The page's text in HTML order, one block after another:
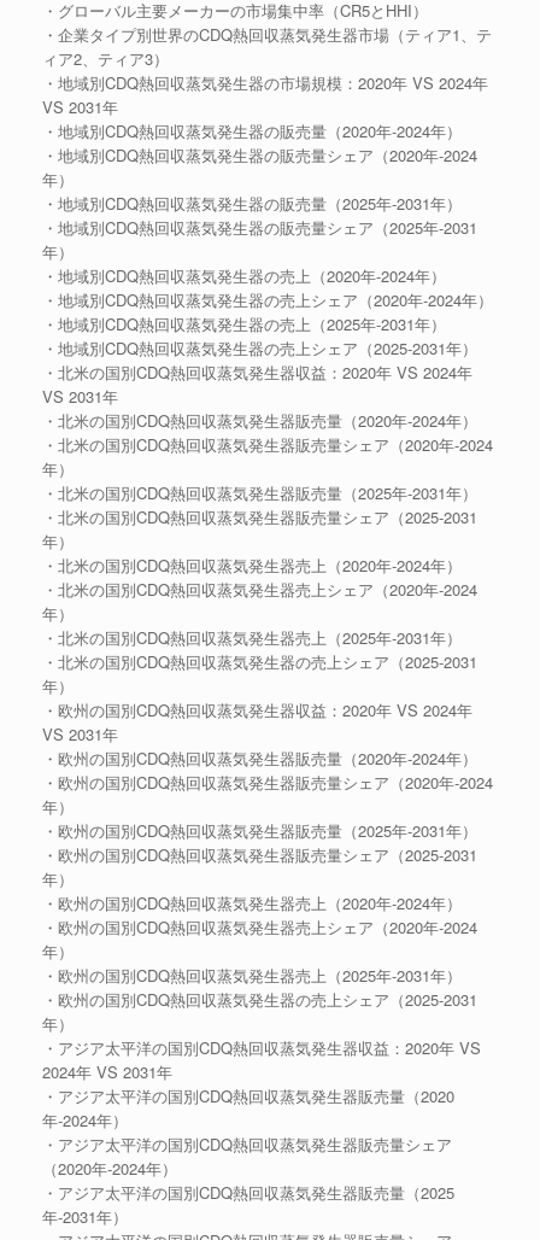
・グローバル主要メーカーの市場集中率（CR5とHHI）
・企業タイプ別世界のCDQ熱回収蒸気発生器市場（ティア1、テ
ィア2、ティア3）
・地域別CDQ熱回収蒸気発生器の市場規模：2020年 VS 2024年
VS 2031年
・地域別CDQ熱回収蒸気発生器の販売量（2020年-2024年）
・地域別CDQ熱回収蒸気発生器の販売量シェア（2020年-2024
年）
・地域別CDQ熱回収蒸気発生器の販売量（2025年-2031年）
・地域別CDQ熱回収蒸気発生器の販売量シェア（2025年-2031
年）
・地域別CDQ熱回収蒸気発生器の売上（2020年-2024年）
・地域別CDQ熱回収蒸気発生器の売上シェア（2020年-2024年）
・地域別CDQ熱回収蒸気発生器の売上（2025年-2031年）
・地域別CDQ熱回収蒸気発生器の売上シェア（2025-2031年）
・北米の国別CDQ熱回収蒸気発生器収益：2020年 VS 2024年
VS 2031年
・北米の国別CDQ熱回収蒸気発生器販売量（2020年-2024年）
・北米の国別CDQ熱回収蒸気発生器販売量シェア（2020年-2024
年）
・北米の国別CDQ熱回収蒸気発生器販売量（2025年-2031年）
・北米の国別CDQ熱回収蒸気発生器販売量シェア（2025-2031
年）
・北米の国別CDQ熱回収蒸気発生器売上（2020年-2024年）
・北米の国別CDQ熱回収蒸気発生器売上シェア（2020年-2024
年）
・北米の国別CDQ熱回収蒸気発生器売上（2025年-2031年）
・北米の国別CDQ熱回収蒸気発生器の売上シェア（2025-2031
年）
・欧州の国別CDQ熱回収蒸気発生器収益：2020年 VS 2024年
VS 2031年
・欧州の国別CDQ熱回収蒸気発生器販売量（2020年-2024年）
・欧州の国別CDQ熱回収蒸気発生器販売量シェア（2020年-2024
年）
・欧州の国別CDQ熱回収蒸気発生器販売量（2025年-2031年）
・欧州の国別CDQ熱回収蒸気発生器販売量シェア（2025-2031
年）
・欧州の国別CDQ熱回収蒸気発生器売上（2020年-2024年）
・欧州の国別CDQ熱回収蒸気発生器売上シェア（2020年-2024
年）
・欧州の国別CDQ熱回収蒸気発生器売上（2025年-2031年）
・欧州の国別CDQ熱回収蒸気発生器の売上シェア（2025-2031
年）
・アジア太平洋の国別CDQ熱回収蒸気発生器収益：2020年 VS
2024年 VS 2031年
・アジア太平洋の国別CDQ熱回収蒸気発生器販売量（2020
年-2024年）
・アジア太平洋の国別CDQ熱回収蒸気発生器販売量シェア
（2020年-2024年）
・アジア太平洋の国別CDQ熱回収蒸気発生器販売量（2025
年-2031年）